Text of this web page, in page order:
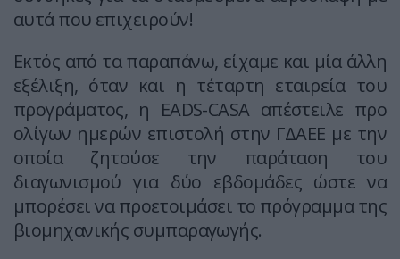
αυτά που επιχειρούν!
Εκτός από τα παραπάνω, είχαμε και μία άλλη
εξέλιξη, όταν και η τέταρτη εταιρεία του
προγράματος, η EADS-CASA απέστειλε προ
ολίγων ημερών επιστολή στην ΓΔΑΕΕ με την
οποία ζητούσε την παράταση του
διαγωνισμού για δύο εβδομάδες ώστε να
μπορέσει να προετοιμάσει το πρόγραμμα της
βιομηχανικής συμπαραγωγής.